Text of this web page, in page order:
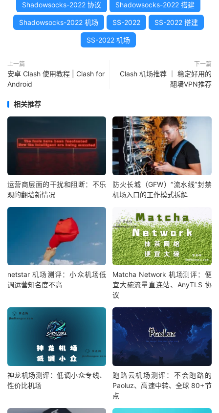
Shadowsocks-2022 协议 Shadowsocks-2022 搭建
Shadowsocks-2022 机场 SS-2022 SS-2022 搭建
SS-2022 机场
上一篇
安卓 Clash 使用教程 | Clash for
Android
下一篇
Clash 机场推荐 ｜ 稳定好用的
翻墙VPN推荐
相关推荐
运营商层面的干扰和阻断：不乐
观的翻墙新情况
防火长城（GFW）“流水线”封禁
机场入口的工作模式拆解
netstar 机场测评：小众机场低
调运营知名度不高
Matcha Network 机场测评：便
宜大碗流量直连站、AnyTLS 协
议
神龙机场测评：低调小众专线、
性价比机场
跑路云机场测评：不会跑路的
Paoluz、高速中转、全球 80+节
点